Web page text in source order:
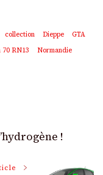
collection Dieppe
GTA
70 RN13
Normandie
!